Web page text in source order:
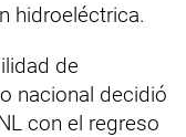
hidroeléctrica.
de
nacional decidió
con el regreso